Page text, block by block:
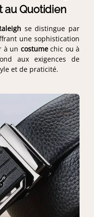
au Quotidien
se distingue par
une sophistication
à un costumechic ou à
aux exigences de
et de praticité.